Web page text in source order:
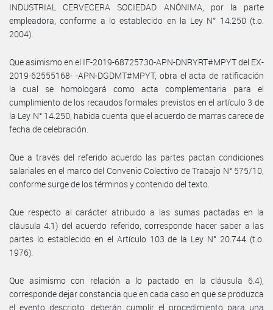
INDUSTRIAL CERVECERA SOCIEDAD ANÓNIMA, por la parte
empleadora, conforme a lo establecido en la Ley N° 14.250 (t.o.
2004).
Que asimismo en el IF-2019-68725730-APN-DNRYRT#MPYT del EX-
2019-62555168- -APN-DGDMT#MPYT, obra el acta de ratificación
la cual se homologará como acta complementaria para el
cumplimiento de los recaudos formales previstos en el artículo 3 de
la Ley N° 14.250, habida cuenta que el acuerdo de marras carece de
fecha de celebración.
Que a través del referido acuerdo las partes pactan condiciones
salariales en el marco del Convenio Colectivo de Trabajo N° 575/10,
conforme surge de los términos y contenido del texto.
Que respecto al carácter atribuido a las sumas pactadas en la
cláusula 4.1) del acuerdo referido, corresponde hacer saber a las
partes lo establecido en el Artículo 103 de la Ley N° 20.744 (t.o.
1976).
Que asimismo con relación a lo pactado en la cláusula 6.4),
corresponde dejar constancia que en cada caso en que se produzca
el evento descripto, deberán cumplir el procedimiento para una